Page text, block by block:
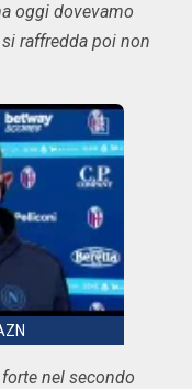
oggi dovevamo
raffredda poi non
nel secondo